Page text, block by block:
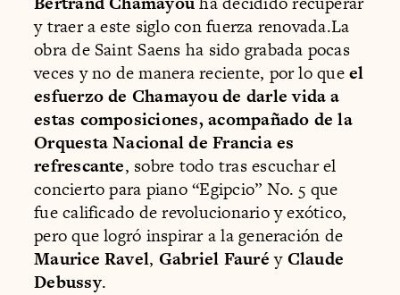
y traer a este siglo con fuerza renovada.La
obra de Saint Saens ha sido grabada pocas
veces y no de manera reciente, por lo queel
esfuerzo de Chamayou de darle vida a
estas composiciones, acompañado de la
Orquesta Nacional de Francia es
refrescante, sobre todo tras escuchar el
concierto para piano “Egipcio” No. 5 que
fue calificado de revolucionario y exótico,
pero que logró inspirar a la generación de
Maurice Ravel, Gabriel FauréyClaude
Debussy.